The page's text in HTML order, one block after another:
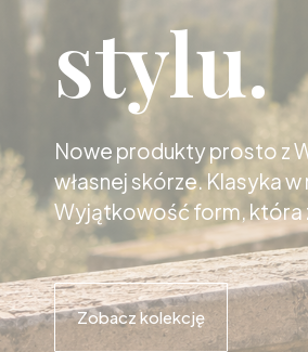
stylu.
Nowe produkty prosto z
własnej skórze. Klasyka
Wyjątkowość form, która
Zobacz kolekcję